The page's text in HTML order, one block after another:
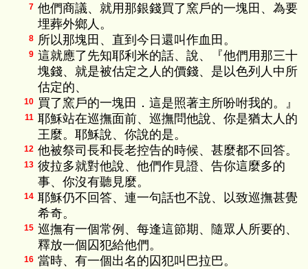
7 他們商議、就用那銀錢買了窯戶的一塊田、為要
埋葬外鄉人。
8 所以那塊田、直到今日還叫作血田。
9 這就應了先知耶利米的話、說、『他們用那三十
塊錢、就是被估定之人的價錢、是以色列人中所
估定的、
10 買了窯戶的一塊田．這是照著主所吩咐我的。』
11 耶穌站在巡撫面前、巡撫問他說、你是猶太人的
王麼。耶穌說、你說的是。
12 他被祭司長和長老控告的時候、甚麼都不回答。
13 彼拉多就對他說、他們作見證、告你這麼多的
事、你沒有聽見麼。
14 耶穌仍不回答、連一句話也不說、以致巡撫甚覺
希奇。
15 巡撫有一個常例、每逢這節期、隨眾人所要的、
釋放一個囚犯給他們。
16 當時、有一個出名的囚犯叫巴拉巴。